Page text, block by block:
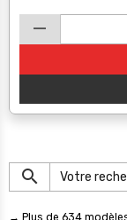
→ Plus de 634